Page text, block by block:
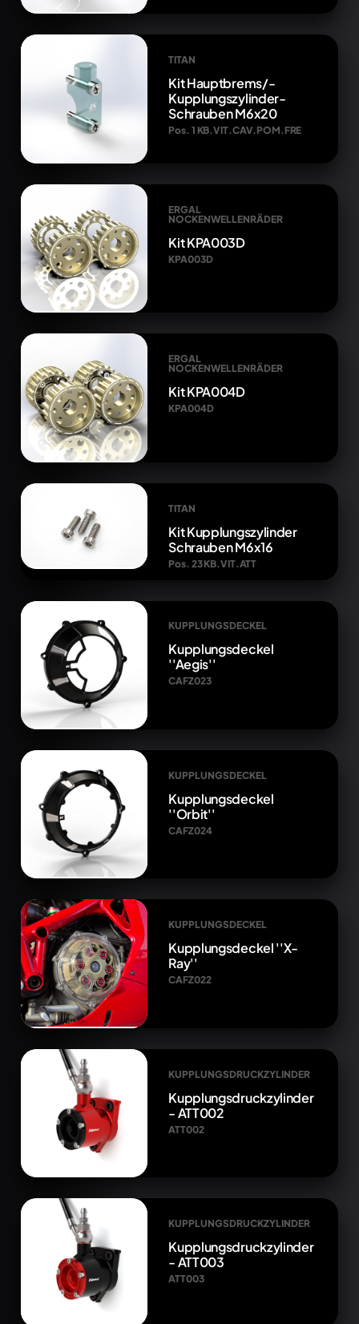
TITAN
Kit Hauptbrems/-
Kupplungszylinder-
Schrauben M6x20
Pos. 1 KB.VIT.CAV.POM.FRE
ERGAL
NOCKENWELLENRÄDER
Kit KPA003D
KPA003D
ERGAL
NOCKENWELLENRÄDER
Kit KPA004D
KPA004D
TITAN
Kit Kupplungszylinder
Schrauben M6x16
Pos. 23 KB.VIT.ATT
KUPPLUNGSDECKEL
Kupplungsdeckel
''Aegis''
CAFZ023
KUPPLUNGSDECKEL
Kupplungsdeckel
''Orbit''
CAFZ024
KUPPLUNGSDECKEL
Kupplungsdeckel ''X-
Ray''
CAFZ022
KUPPLUNGSDRUCKZYLINDER
Kupplungsdruckzylinder
- ATT002
ATT002
KUPPLUNGSDRUCKZYLINDER
Kupplungsdruckzylinder
- ATT003
ATT003